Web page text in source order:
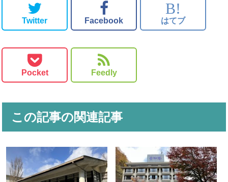
Twitter Facebook
B!
はてブ
Pocket Feedly
この記事の関連記事